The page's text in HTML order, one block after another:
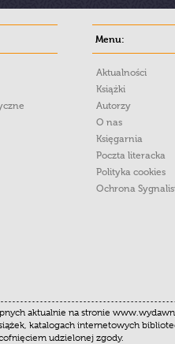
Menu:
Aktualności
Książki
Autorzy
O nas
Księgarnia
Poczta literacka
Polityka cookies
Ochrona
aktualnie na stronie
katalogach internetowych
udzielonej zgody.